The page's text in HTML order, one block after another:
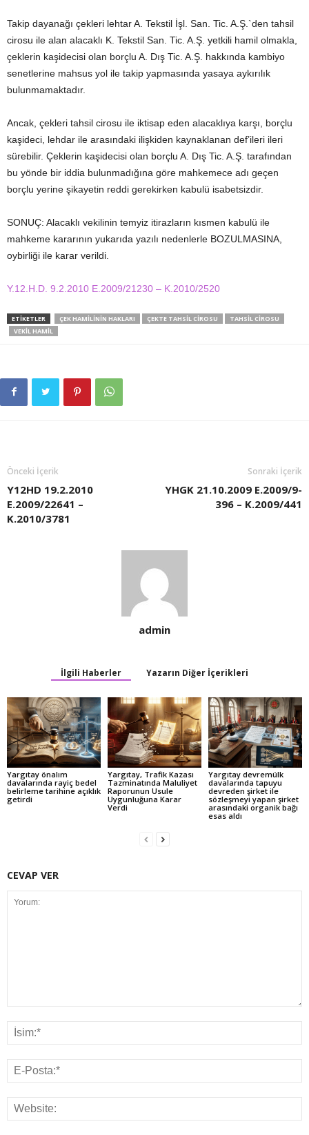
Takip dayanağı çekleri lehtar A. Tekstil İşl. San. Tic. A.Ş.`den tahsil
cirosu ile alan alacaklı K. Tekstil San. Tic. A.Ş. yetkili hamil olmakla,
çeklerin kaşidecisi olan borçlu A. Dış Tic. A.Ş. hakkında kambiyo
senetlerine mahsus yol ile takip yapmasında yasaya aykırılık
bulunmamaktadır.
Ancak, çekleri tahsil cirosu ile iktisap eden alacaklıya karşı, borçlu
kaşideci, lehdar ile arasındaki ilişkiden kaynaklanan def’ileri ileri
sürebilir. Çeklerin kaşidecisi olan borçlu A. Dış Tic. A.Ş. tarafından
bu yönde bir iddia bulunmadığına göre mahkemece adı geçen
borçlu yerine şikayetin reddi gerekirken kabulü isabetsizdir.
SONUÇ: Alacaklı vekilinin temyiz itirazların kısmen kabulü ile
mahkeme kararının yukarıda yazılı nedenlerle BOZULMASINA,
oybirliği ile karar verildi.
Y.12.H.D. 9.2.2010 E.2009/21230 – K.2010/2520
ETIKETLER ÇEK HAMILININ HAKLARI ÇEKTE TAHSIL CIROSU
TAHSIL CIROSU
VEKIL HAMIL
Önceki İçerik
Y12HD 19.2.2010
E.2009/22641 –
K.2010/3781
Sonraki İçerik
YHGK 21.10.2009 E.2009/9-
396 – K.2009/441
admin
İlgili Haberler Yazarın Diğer İçerikleri
Yargıtay önalım
davalarında rayiç bedel
belirleme tarihine açıklık
getirdi
Yargıtay, Trafik Kazası
Tazminatında Maluliyet
Raporunun Usule
Uygunluğuna Karar
Verdi
Yargıtay devremülk
davalarında tapuyu
devreden şirket ile
sözleşmeyi yapan şirket
arasındaki organik bağı
esas aldı
CEVAP VER